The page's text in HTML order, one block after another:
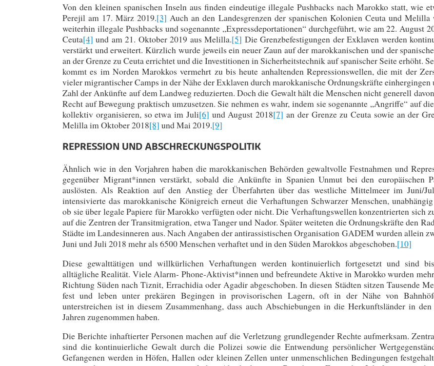
Von den kleinen spanischen Inseln aus finden eindeutige illegale Pushbacks nach Marokko statt, wie
Perejil am 17. März 2019.[3] Auch an den Landesgrenzen der spanischen Kolonien Ceuta und Melilla
weiterhin illegale Pushbacks und sogenannte „Expressdeportationen“ durchgeführt, wie am 22. August
Ceuta[4] und am 21. Oktober 2019 aus Melilla.[5] Die Grenzbefestigungen der Exklaven werden
verstärkt und erweitert. Kürzlich wurde jeweils ein neuer Zaun auf der marokkanischen und der
an der Grenze zu Ceuta errichtet und die Investitionen in Sicherheitstechnik auf spanischer Seite erhöht.
kommt es im Norden Marokkos vermehrt zu bis heute anhaltenden Repressionswellen, die mit der
vieler migrantischer Camps in der Nähe der Exklaven durch marokkanische Ordnungskräfte einhergingen
Zahl der Ankünfte auf dem Landweg reduzierten. Doch die Gewalt hält die Menschen nicht generell
Recht auf Bewegung praktisch umzusetzen. Sie nehmen es wahr, indem sie sogenannte „Angriffe“ auf
kollektiv organisieren, so etwa im Juli[6] und August 2018[7] an der Grenze zu Ceuta sowie an der
Melilla im Oktober 2018[8] und Mai 2019.[9]
REPRESSION UND ABSCHRECKUNGSPOLITIK
Ähnlich wie in den Vorjahren haben die marokkanischen Behörden gewaltvolle Festnahmen und
gegenüber Migrant*innen verstärkt, sobald die Ankünfte in Spanien Unmut bei den europäischen
auslösten. Als Reaktion auf den Anstieg der Überfahrten über das westliche Mittelmeer im Juni/
intensivierte das marokkanische Königreich erneut die Verhaftungen Schwarzer Menschen,
ob sie über legale Papiere für Marokko verfügten oder nicht. Die Verhaftungswellen konzentrierten sich
auf die Zentren der Transitmigration, etwa Tanger und Nador. Später weiteten die Ordnungskräfte den
Städte im Landesinneren aus. Nach Angaben der antirassistischen Organisation GADEM wurden allein
Juni und Juli 2018 mehr als 6500 Menschen verhaftet und in den Süden Marokkos abgeschoben.[10]
Diese gewalttätigen und willkürlichen Verhaftungen werden kontinuierlich fortgesetzt und sind
alltägliche Realität. Viele Alarm- Phone-Aktivist*innen und befreundete Aktive in Marokko wurden
Richtung Süden nach Tiznit, Errachidia oder Agadir abgeschoben. In diesen Städten sitzen Tausende
fest und leben unter prekären Begingen in provisorischen Lagern, oft in der Nähe von
unterstreichen ist in diesem Zusammenhang, dass auch Abschiebungen in die Herkunftsländer in den
Jahren zugenommen haben.
Die Berichte inhaftierter Personen machen auf die Verletzung grundlegender Rechte aufmerksam.
sind die kontinuierliche Gewalt durch die Polizei sowie die Entwendung persönlicher
Gefangenen werden in Höfen, Hallen oder kleinen Zellen unter unmenschlichen Bedingungen